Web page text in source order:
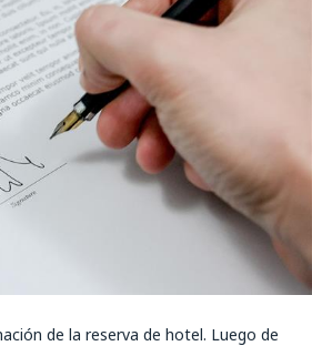
de la reserva de hotel. Luego de